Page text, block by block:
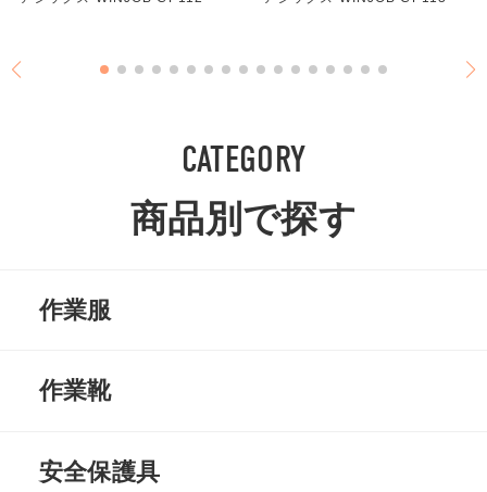
CATEGORY
商品別で探す
作業服
上着
ズボン
作業靴
安全靴
安全保護具